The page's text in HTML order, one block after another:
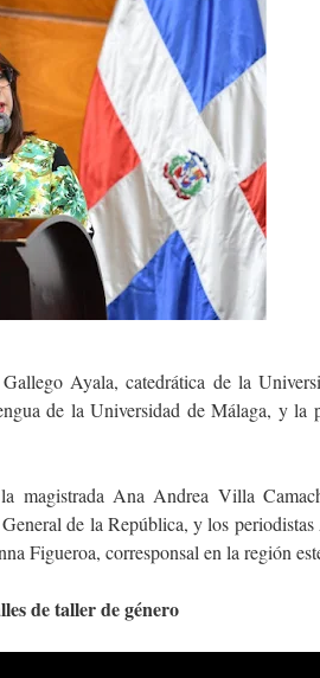
Ayala, catedrática de la
de la Universidad de Málaga, y la
magistrada Ana Andrea Villa
de la República, y los
Figueroa, corresponsal en la región
de taller de género